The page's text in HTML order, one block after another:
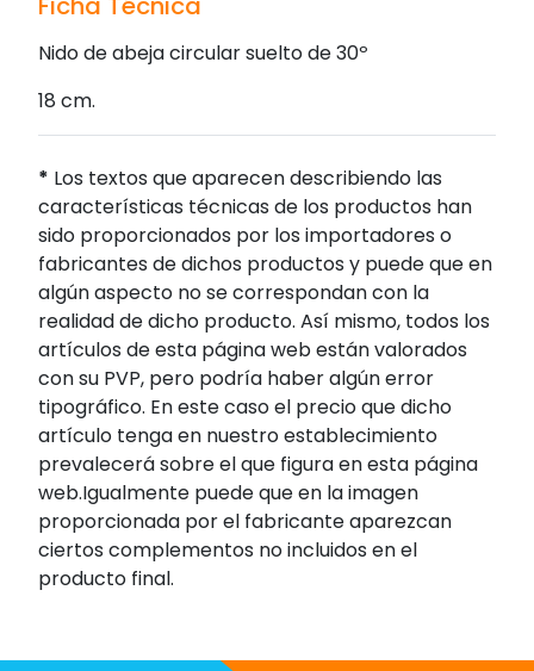
Nido de abeja circular suelto de 30º
18 cm.
* Los textos que aparecen describiendo las
características técnicas de los productos han
sido proporcionados por los importadores o
fabricantes de dichos productos y puede que en
algún aspecto no se correspondan con la
realidad de dicho producto. Así mismo, todos los
artículos de esta página web están valorados
con su PVP, pero podría haber algún error
tipográfico. En este caso el precio que dicho
artículo tenga en nuestro establecimiento
prevalecerá sobre el que figura en esta página
web.Igualmente puede que en la imagen
proporcionada por el fabricante aparezcan
ciertos complementos no incluidos en el
producto final.